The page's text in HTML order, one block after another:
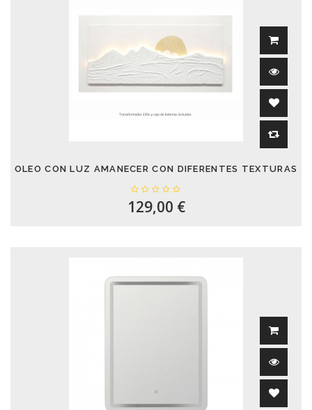
OLEO CON LUZ AMANECER CON DIFERENTES TEXTURAS
129,00 €